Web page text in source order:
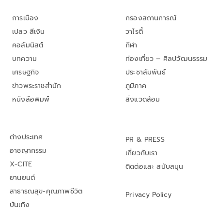
การเมือง
เปลว สีเงิน
คอลัมนิสต์
บทความ
เศรษฐกิจ
ข่าวพระราชสำนัก
หนังสือพิมพ์
กรองสถานการณ์
วาไรตี้
กีฬา
ท่องเที่ยว – ศิลปวัฒนธรรม
ประชาสัมพันธ์
ภูมิภาค
สิ่งแวดล้อม
ต่างประเทศ
อาชญากรรม
X-CITE
ยานยนต์
สาธารณสุข-คุณภาพชีวิต
บันเทิง
PR & PRESS
เกี่ยวกับเรา
ติดต่อและ สนับสนุน
Privacy Policy